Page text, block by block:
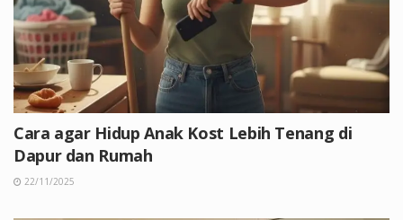
Cara agar Hidup Anak Kost Lebih Tenang di
Dapur dan Rumah
22/11/2025